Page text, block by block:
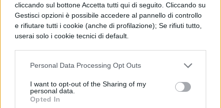
cliccando sul bottone Accetta tutti qui di seguito. Cliccando su
Gestisci opzioni è possibile accedere al pannello di controllo
e rifiutare tutti i cookie (anche di profilazione); Se rifiuti tutto,
userai solo i cookie tecnici di default.
Personal Data Processing Opt Outs
I want to opt-out of the Sharing of my
personal data.
Opted In
L’intelligenza artificiale nel mondo
artistico
L’IA sta rivoluzionando anche l’arte e la
musica. Progetti comeDeepDream, DALL·E
e Midjourney
creano opere visive
sorprendenti, mentre algoritmi come